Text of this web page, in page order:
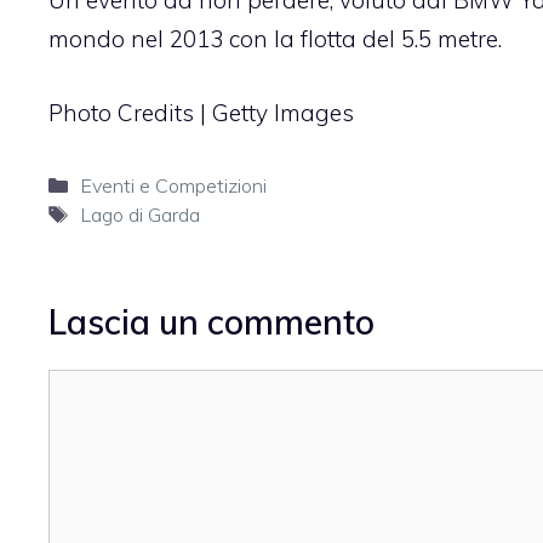
mondo nel 2013 con la flotta del 5.5 metre.
Photo Credits | Getty Images
Categorie
Eventi e Competizioni
Tag
Lago di Garda
Lascia un commento